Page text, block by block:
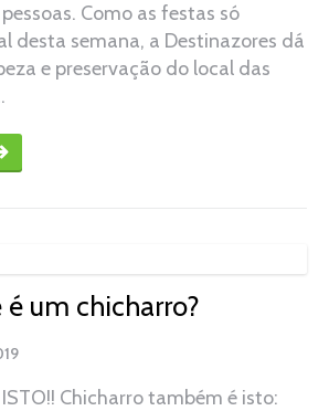
Como as festas só
desta semana, a Destinazores dá
e preservação do local das
um chicharro?
ISTO!! Chicharro também é isto: